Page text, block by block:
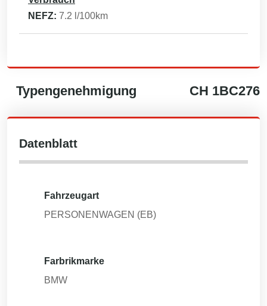
NEFZ: 7.2 l/100km
Typengenehmigung CH 1BC276
Datenblatt
Fahrzeugart
PERSONENWAGEN (EB)
Farbrikmarke
BMW